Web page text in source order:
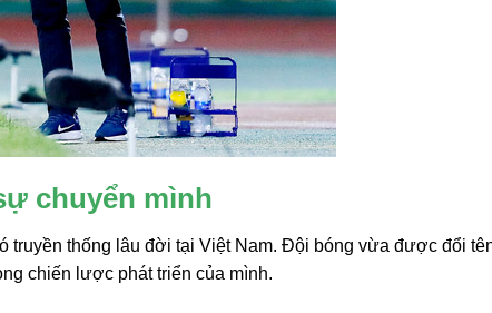
chuyển mình
truyền thống lâu đời tại Việt Nam. Đội bóng vừa được đổi
chiến lược phát triển của mình.